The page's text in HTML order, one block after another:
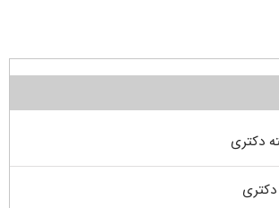
دکتری